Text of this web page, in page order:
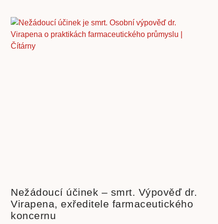
Nežádoucí účinek – smrt. Výpověď dr.
Virapena, exředitele farmaceutického
koncernu